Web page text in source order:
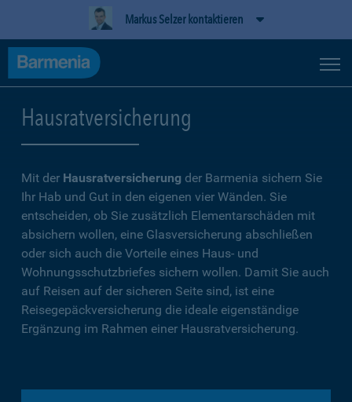
Markus Selzer kontaktieren
Hausratversicherung
Mit der Hausratversicherung der Barmenia sichern Sie
Ihr Hab und Gut in den eigenen vier Wänden. Sie
entscheiden, ob Sie zusätzlich Elementarschäden mit
absichern wollen, eine Glasversicherung abschließen
oder sich auch die Vorteile eines Haus- und
Wohnungsschutzbriefes sichern wollen. Damit Sie auch
auf Reisen auf der sicheren Seite sind, ist eine
Reisegepäckversicherung die ideale eigenständige
Ergänzung im Rahmen einer Hausratversicherung.